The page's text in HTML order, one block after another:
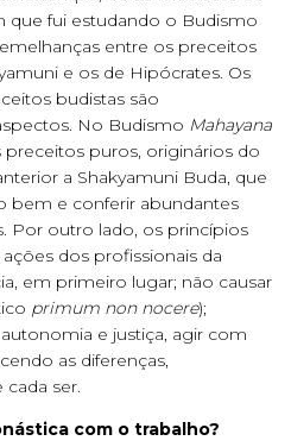
que fui estudando o Budismo
entre os preceitos
e os de Hipócrates. Os
budistas são
No Budismo Mahayana
puros, originários do
a Shakyamuni Buda, que
bem e conferir abundantes
Por outro lado, os princípios
dos profissionais da
em primeiro lugar; não causar
primum non nocere);
e justiça, agir com
as diferenças,
ser.
com o trabalho?